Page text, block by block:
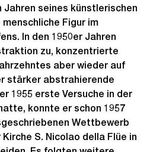
Jahren seines künstlerischen
Figur im
In den 1950er Jahren
zu, konzentrierte
aber wieder auf
stärker abstrahierende
1955 erste Versuche in der
konnte er schon 1957
Wettbewerb
S. Nicolao della Flüe in